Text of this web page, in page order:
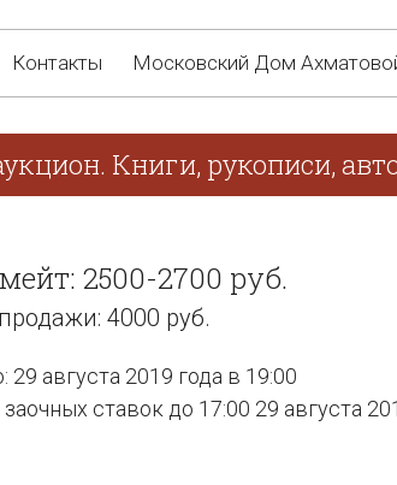
Контакты Московский Дом
Книги, рукописи,
2500-2700 руб.
4000 руб.
29 августа 2019 года в 19:00
ставок до 17:00 29 августа